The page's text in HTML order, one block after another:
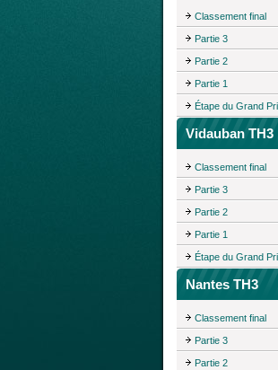
Classement final
Partie 3
Partie 2
Partie 1
Étape du Grand
Vidauban TH3
Classement final
Partie 3
Partie 2
Partie 1
Étape du Grand
Nantes TH3
Classement final
Partie 3
Partie 2